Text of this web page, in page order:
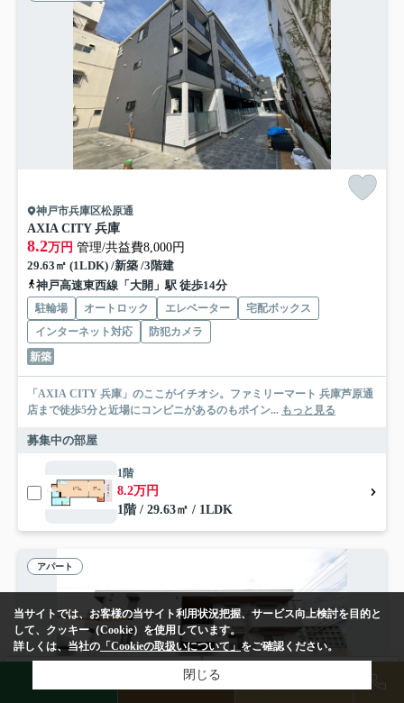
物件検索
神戸市兵庫区松原通
AXIA CITY 兵庫
8.2万円 管理/共益費8,000円
29.63㎡ (1LDK) /新築 /3階建
神戸高速東西線「大開」駅 徒歩14分
駐輪場 オートロック エレベーター
宅配ボックス
インターネット対応
防犯カメラ
新築
「AXIA CITY 兵庫」のここがイチオシ。ファミリーマート 兵庫芦原通
店まで徒歩5分と近場にコンビニがあるのもポイン... もっと見る
募集中の部屋
1階
8.2万円
1階 / 29.63㎡ / 1LDK
アパート
当サイトでは、お客様の当サイト利用状況把握、サービス向上検討を目的と
して、クッキー（Cookie）を使用しています。
詳しくは、当社の 「Cookieの取扱いについて」をご確認ください。
閉じる